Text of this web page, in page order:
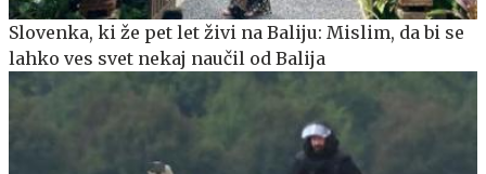
Slovenka, ki že pet let živi na Baliju: Mislim, da bi se
lahko ves svet nekaj naučil od Balija